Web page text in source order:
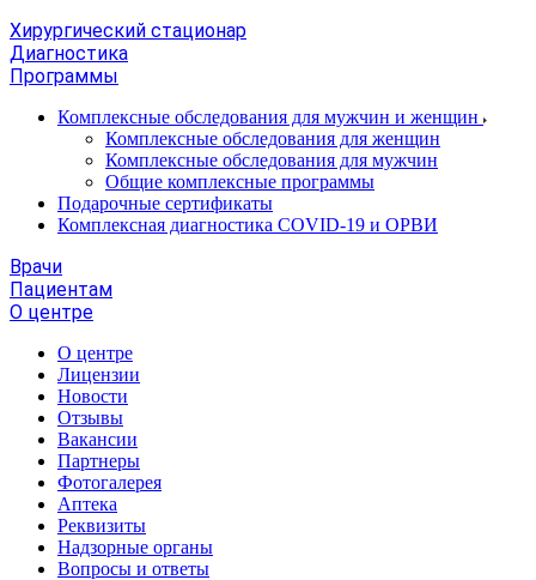
Хирургический стационар
Диагностика
Программы
Комплексные обследования для мужчин и женщин
Комплексные обследования для женщин
Комплексные обследования для мужчин
Общие комплексные программы
Подарочные сертификаты
Комплексная диагностика COVID-19 и ОРВИ
Врачи
Пациентам
О центре
О центре
Лицензии
Новости
Отзывы
Вакансии
Партнеры
Фотогалерея
Аптека
Реквизиты
Надзорные органы
Вопросы и ответы